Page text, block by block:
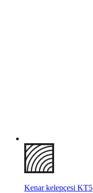
Kenar kelepçesi KT5